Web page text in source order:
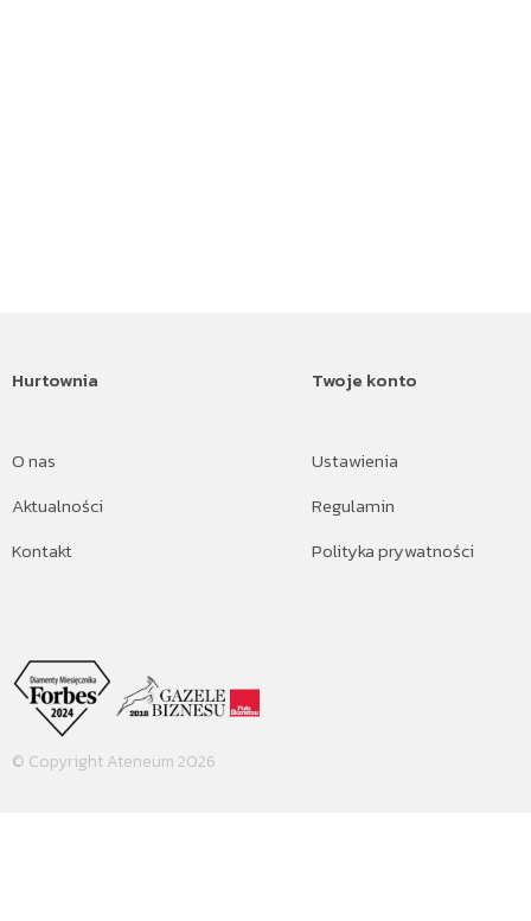
Hurtownia
O nas
Aktualności
Kontakt
Twoje konto
Ustawienia
Regulamin
Polityka prywatności
© Copyright Ateneum 2026